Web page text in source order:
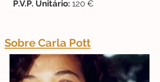
P.V.P. Unitário: 120 €
Sobre Carla Pott